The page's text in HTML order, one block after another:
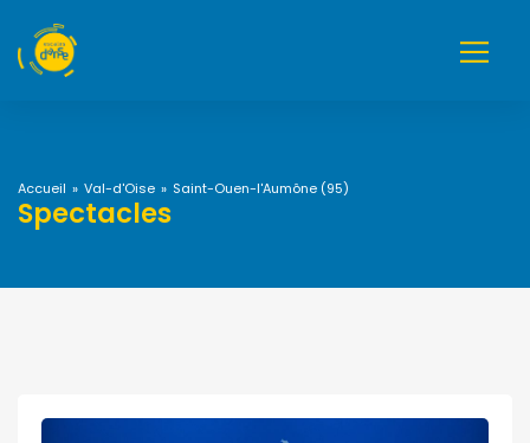
Spectacles
Accueil » Val-d'Oise » Saint-Ouen-l'Aumône (95)